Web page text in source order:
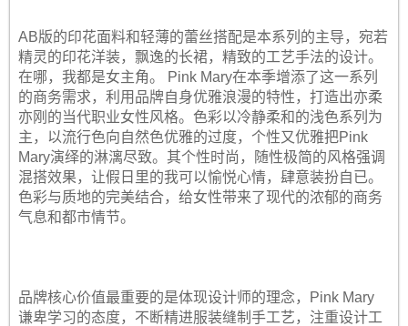
AB版的印花面料和轻薄的蕾丝搭配是本系列的主导，宛若
精灵的印花洋装，飘逸的长裙，精致的工艺手法的设计。
在哪，我都是女主角。 Pink Mary在本季增添了这一系列
的商务需求，利用品牌自身优雅浪漫的特性，打造出亦柔
亦刚的当代职业女性风格。色彩以冷静柔和的浅色系列为
主，以流行色向自然色优雅的过度，个性又优雅把Pink
Mary演绎的淋漓尽致。其个性时尚，随性极简的风格强调
混搭效果，让假日里的我可以愉悦心情，肆意装扮自已。
色彩与质地的完美结合，给女性带来了现代的浓郁的商务
气息和都市情节。
品牌核心价值最重要的是体现设计师的理念，Pink Mary
谦卑学习的态度，不断精进服装缝制手工艺，注重设计工